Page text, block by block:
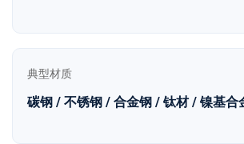
典型材质
碳钢 / 不锈钢 / 合金钢 / 钛材 / 镍基合